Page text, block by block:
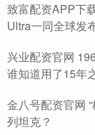
致富配资APP下
Ultra一同全球发
兴业配资官网
谁知道用了15年
金八号配资官网
列坦克？